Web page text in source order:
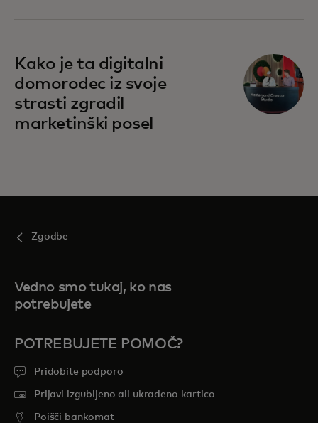
Kako je ta digitalni
domorodec iz svoje
strasti zgradil
marketinški posel
Zgodbe
Vedno smo tukaj, ko nas
potrebujete
POTREBUJETE POMOČ?
Pridobite podporo
Prijavi izgubljeno ali ukradeno kartico
Poišči bankomat